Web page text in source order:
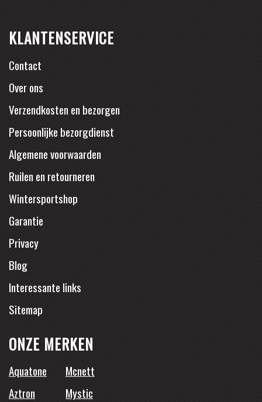
KLANTENSERVICE
Contact
Over ons
Verzendkosten en bezorgen
Persoonlijke bezorgdienst
Algemene voorwaarden
Ruilen en retourneren
Wintersportshop
Garantie
Privacy
Blog
Interessante links
Sitemap
ONZE MERKEN
Aquatone
Mcnett
Aztron
Mystic